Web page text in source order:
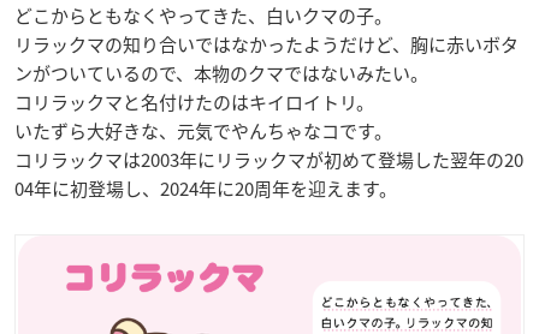
どこからともなくやってきた、白いクマの子。
リラックマの知り合いではなかったようだけど、胸に赤いボタ
ンがついているので、本物のクマではないみたい。
コリラックマと名付けたのはキイロイトリ。
いたずら大好きな、元気でやんちゃなコです。
コリラックマは2003年にリラックマが初めて登場した翌年の20
04年に初登場し、2024年に20周年を迎えます。